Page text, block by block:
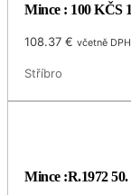
Mince : 100
108.37€ včetně DPH
Stříbro
Mince :R.1972